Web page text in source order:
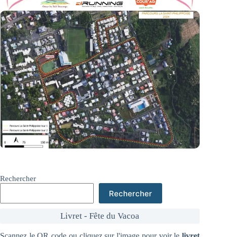
Rechercher
Rechercher
Livret - Fête du Vacoa